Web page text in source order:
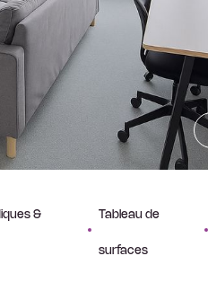
& Tableau de
surfaces